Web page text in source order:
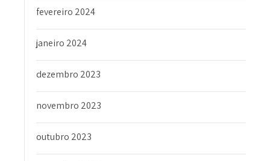
fevereiro 2024
janeiro 2024
dezembro 2023
novembro 2023
outubro 2023